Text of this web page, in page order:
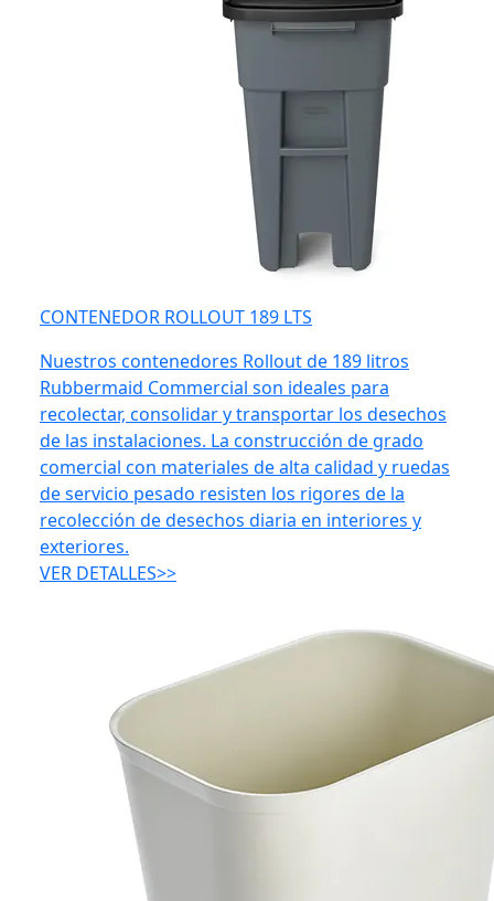
CONTENEDOR ROLLOUT 189 LTS
Nuestros contenedores Rollout de 189 litros
Rubbermaid Commercial son ideales para
recolectar, consolidar y transportar los desechos
de las instalaciones. La construcción de grado
comercial con materiales de alta calidad y ruedas
de servicio pesado resisten los rigores de la
recolección de desechos diaria en interiores y
exteriores.
VER DETALLES>>